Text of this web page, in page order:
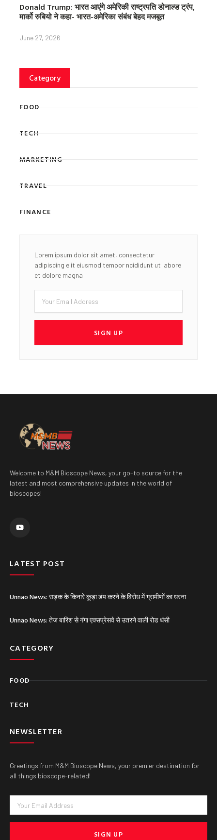
Donald Trump: भारत आएंगे अमेरिकी राष्ट्रपति डोनाल्ड ट्रंप,
मार्को रुबियो ने कहा- भारत-अमेरिका संबंध बेहद मजबूत
June 27, 2026
Category
FOOD
TECH
MARKETING
TRAVEL
FINANCE
Lorem ipsum dolor sit amet, consectetur
adipiscing elit eiusmod tempor ncididunt ut labore
et dolore magna
Email
SIGN UP
Welcome to M&M Bioscope News, your go-to source for the
latest and most comprehensive updates in the world of
bioscopes!
u
LATEST POST
Unnao News: सड़क के किनारे कूड़ा डंप करने के विरोध में ग्रामीणों का धरना
Unnao News: तेज बारिश से गंगा एक्सप्रेसवे से उतरने वाली रोड धंसी
CATEGORY
FOOD
TECH
NEWSLETTER
Greetings from M&M Bioscope News, your premier destination for
all things bioscope-related!
Email
SIGN UP